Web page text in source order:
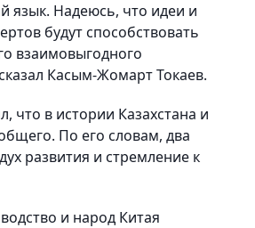
язык. Надеюсь, что идеи и
будут способствовать
взаимовыгодного
Касым-Жомарт Токаев.
что в истории Казахстана и
По его словам, два
развития и стремление к
и народ Китая